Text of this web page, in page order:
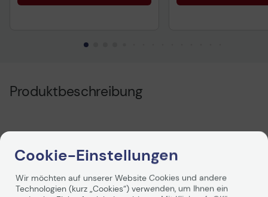
Produktbeschreibung
Cookie-Einstellungen
Wir möchten auf unserer Website Cookies und andere
Technologien (kurz „Cookies“) verwenden, um Ihnen ein